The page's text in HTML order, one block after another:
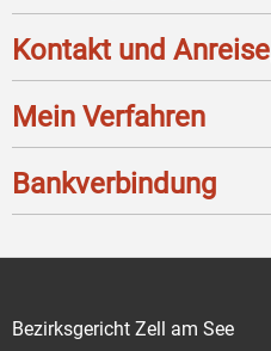
Kontakt und Anreise
Mein Verfahren
Bankverbindung
Bezirksgericht Zell am See